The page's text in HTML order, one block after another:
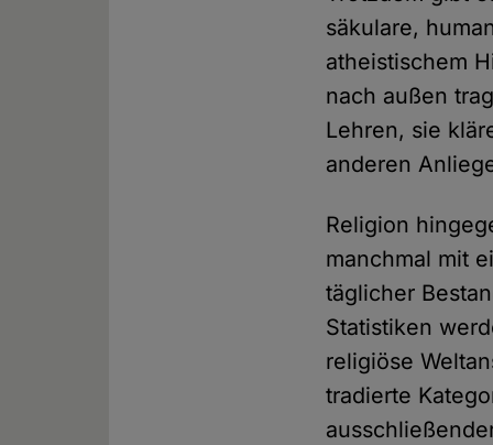
säkulare,
atheistischem
nach außen
Lehren, sie
anderen
Religion
manchmal mit
täglicher
Statistiken
religiöse
tradierte